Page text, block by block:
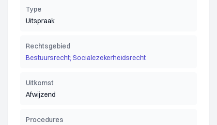
Type
Uitspraak
Rechtsgebied
Bestuursrecht; Socialezekerheidsrecht
Uitkomst
Afwijzend
Procedures